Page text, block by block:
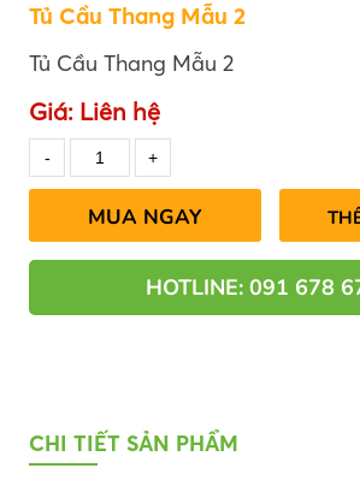
Tủ Cầu Thang Mẫu 2
Tủ Cầu Thang Mẫu 2
Giá: Liên hệ
MUA NGAY
HOTLINE: 091 678
CHI TIẾT SẢN PHẨM